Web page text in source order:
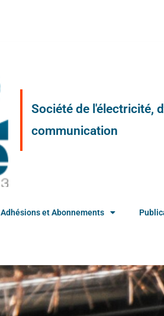
Société de l'électricité,
communication
Adhésions et Abonnements